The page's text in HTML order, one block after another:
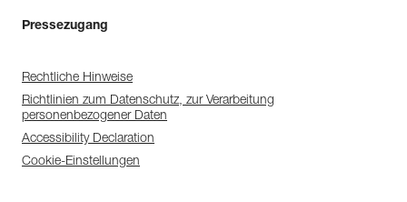
Pressezugang
Rechtliche Hinweise
Richtlinien zum Datenschutz, zur Verarbeitung
personenbezogener Daten
Accessibility Declaration
Cookie-Einstellungen